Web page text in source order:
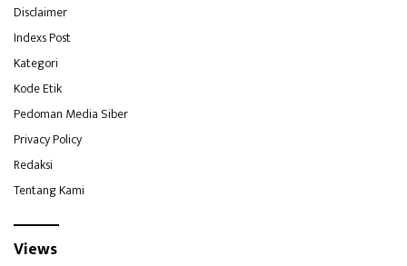
Disclaimer
Indexs Post
Kategori
Kode Etik
Pedoman Media Siber
Privacy Policy
Redaksi
Tentang Kami
Views